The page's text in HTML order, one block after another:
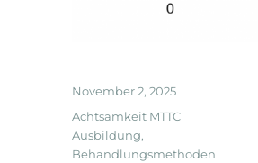
Veröffentlicht
am
November 2, 2025
Kategorien
Achtsamkeit MTTC
Ausbildung,
Behandlungsmethoden